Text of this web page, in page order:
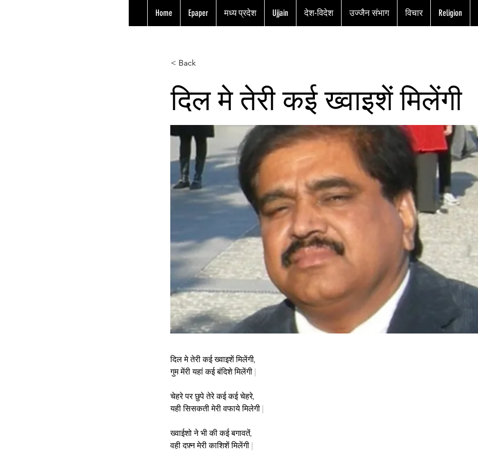
Home Epaper मध्य प्रदेश Ujjain देश-विदेश उज्जैन संभाग विचार Religion
< Back
दिल मे तेरी कई ख्वाइशें मिलेंगी
दिल मे तेरी कई ख्वाइशें मिलेंगी,
गुम मेंरी यहां कई बंदिशे मिलेंगी |
चेहरे पर छुपे तेरे कई कई चेहरे,
यही सिसकती मेरी वफाये मिलेगी |
ख्वाईशो ने भी की कई बगावतें,
वही दफ़्न मेरी काशिशें मिलेंगी |